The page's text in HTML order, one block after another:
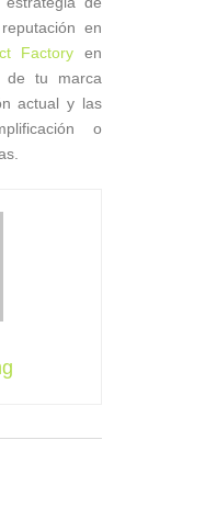
en
Factory en
de tu marca
actual y las
o